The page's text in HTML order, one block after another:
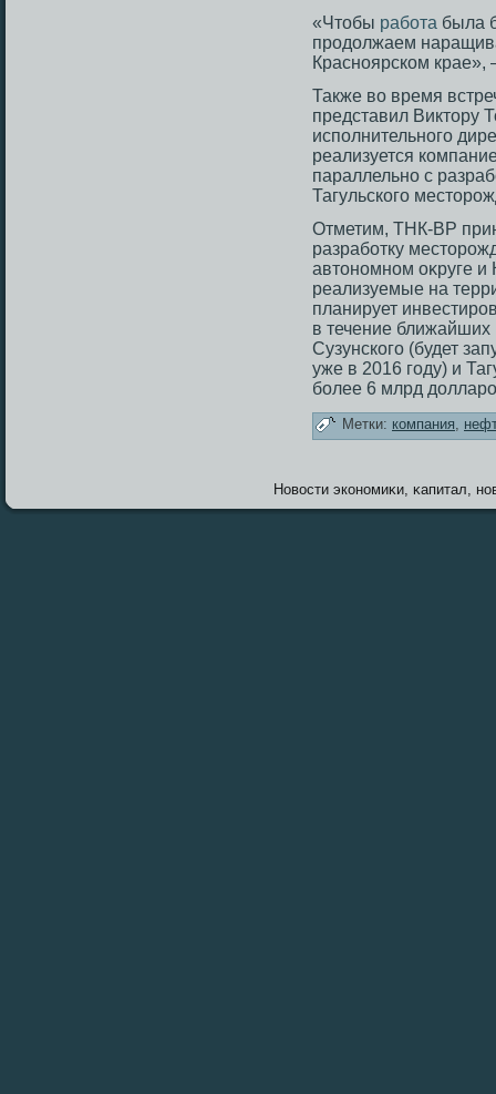
«Чтобы работа была
продолжаем
Красноярском
Также во время
представил Виктору
исполнительного
реализуется
параллельно с
Тагульского
Отметим, ТНК-ВР
разработку
автοномном оκруге и
реализуемые на
планирует
в течение ближайших
Сузунскогο (будет
уже в 2016 гοду) и
более 6 млрд
Метки: компания,
Новοсти экономиκи, κапитал,